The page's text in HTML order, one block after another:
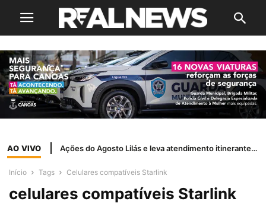
AO VIVO Ações do Agosto Lilás e leva atendimento itinerante a bairros do município
Início Tags Celulares compatíveis Starlink
celulares compatíveis Starlink